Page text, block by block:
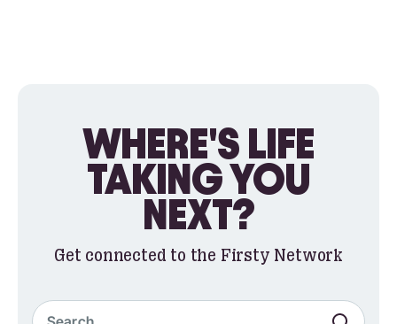
WHERE'S LIFE
TAKING YOU
NEXT?
Get connected to the Firsty Network